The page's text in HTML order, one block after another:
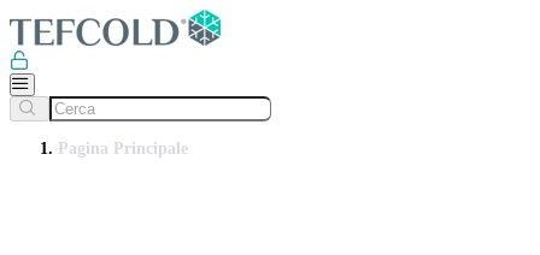
Pagina Principale